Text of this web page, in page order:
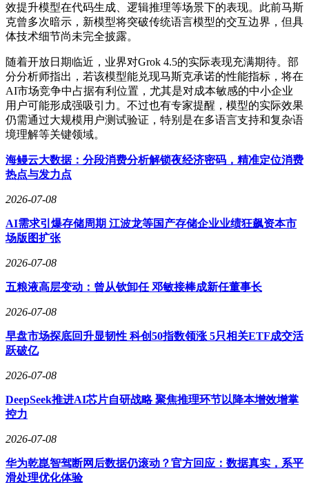
效提升模型在代码生成、逻辑推理等场景下的表现。此前马斯
克曾多次暗示，新模型将突破传统语言模型的交互边界，但具
体技术细节尚未完全披露。
随着开放日期临近，业界对Grok 4.5的实际表现充满期待。部
分分析师指出，若该模型能兑现马斯克承诺的性能指标，将在
AI市场竞争中占据有利位置，尤其是对成本敏感的中小企业
用户可能形成强吸引力。不过也有专家提醒，模型的实际效果
仍需通过大规模用户测试验证，特别是在多语言支持和复杂语
境理解等关键领域。
海鳗云大数据：分段消费分析解锁夜经济密码，精准定位消费
热点与发力点
2026-07-08
AI需求引爆存储周期 江波龙等国产存储企业业绩狂飙资本市
场版图扩张
2026-07-08
五粮液高层变动：曾从钦卸任 邓敏接棒成新任董事长
2026-07-08
早盘市场探底回升显韧性 科创50指数领涨 5只相关ETF成交活
跃破亿
2026-07-08
DeepSeek推进AI芯片自研战略 聚焦推理环节以降本增效增掌
控力
2026-07-08
华为乾崑智驾断网后数据仍滚动？官方回应：数据真实，系平
滑处理优化体验